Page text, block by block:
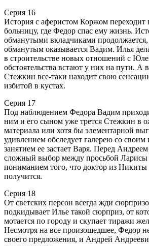
Серия 16
История с аферистом Коржом переходит
больницу, где Федор спас ему жизнь.
обманутыми вкладчиками продолжается,
обманутым оказывается Вадим. Илья
в строительстве новых отношений с
обстоятельства встают у них на пути. А
Стежкин все-таки находит свою
избитой в кустах.
Серия 17
Под наблюдением Федора Вадим
ним и его сыном уже трется Стежкин в
материала или хотя бы элементарной
удивлением обследует галерею со
занятием ее застает Варя. Перед
сложный выбор между просьбой
пониманием того, что доктор из Никиты
получится.
Серия 18
От светских персон всегда жди
подкидывает Илье такой сюрприз, от
мотается по городу и скупает тиражи
Несмотря на все произошедшее, Федор
своего предложения, и Андрей